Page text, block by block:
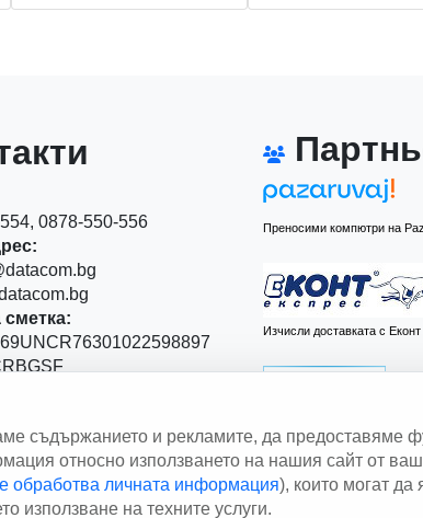
0878-550-556
сметка:
Левски" 111
Преносими компютри на
Изчисли доставката с Еконт
Изчисли доставката със
съдържанието и рекламите, да предоставяме
относно използването на нашия сайт от
обработва личната информация), които могат
използване на техните услуги.